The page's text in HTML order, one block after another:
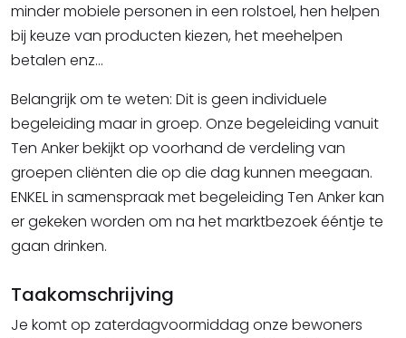
minder mobiele personen in een rolstoel, hen helpen
bij keuze van producten kiezen, het meehelpen
betalen enz...
Belangrijk om te weten: Dit is geen individuele
begeleiding maar in groep. Onze begeleiding vanuit
Ten Anker bekijkt op voorhand de verdeling van
groepen cliënten die op die dag kunnen meegaan.
ENKEL in samenspraak met begeleiding Ten Anker kan
er gekeken worden om na het marktbezoek ééntje te
gaan drinken.
Taakomschrijving
Je komt op zaterdagvoormiddag onze bewoners